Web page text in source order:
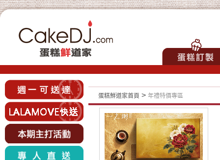
蛋糕鮮道家首頁 > 年禮特價專區